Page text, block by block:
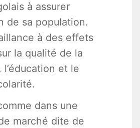
à assurer
de sa population.
à des effets
la qualité de la
et le
dans une
marché dite de